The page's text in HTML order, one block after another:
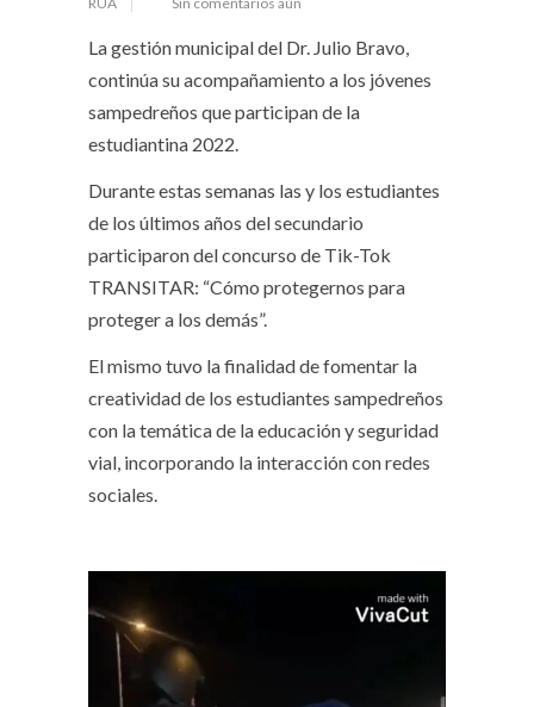
La gestión municipal del Dr. Julio Bravo,
continúa su acompañamiento a los jóvenes
sampedreños que participan de la
estudiantina 2022.
Durante estas semanas las y los estudiantes
de los últimos años del secundario
participaron del concurso de Tik-Tok
TRANSITAR: “Cómo protegernos para
proteger a los demás”.
El mismo tuvo la finalidad de fomentar la
creatividad de los estudiantes sampedreños
con la temática de la educación y seguridad
vial, incorporando la interacción con redes
sociales.